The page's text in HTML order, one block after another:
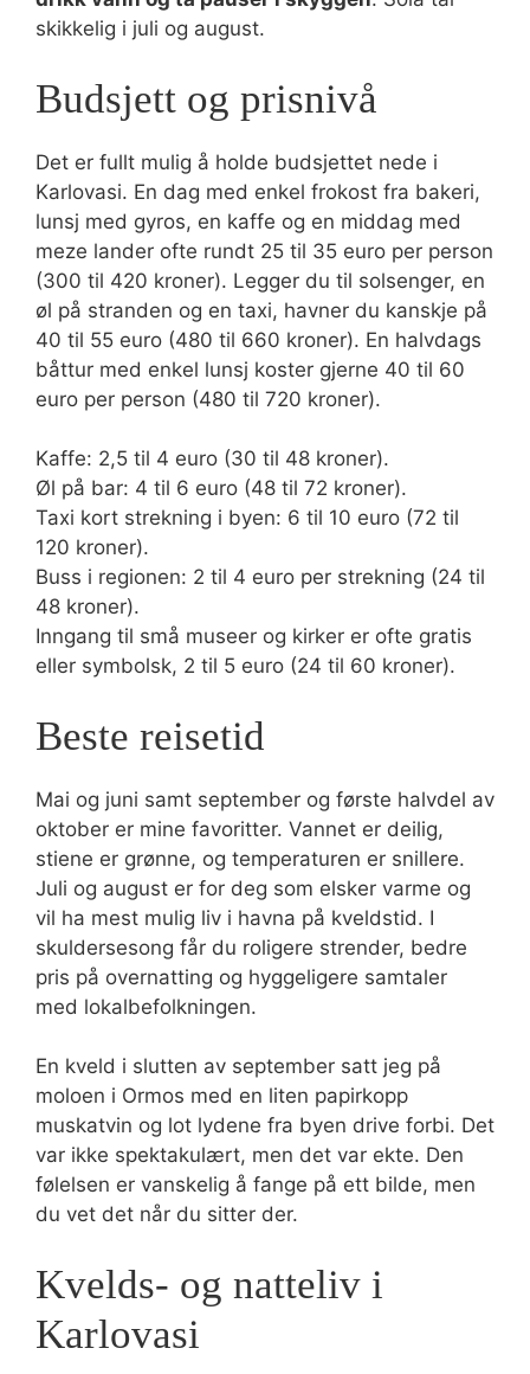
skikkelig i juli og august.
Budsjett og prisnivå
Det er fullt mulig å holde budsjettet nede i
Karlovasi. En dag med enkel frokost fra bakeri,
lunsj med gyros, en kaffe og en middag med
meze lander ofte rundt 25 til 35 euro per person
(300 til 420 kroner). Legger du til solsenger, en
øl på stranden og en taxi, havner du kanskje på
40 til 55 euro (480 til 660 kroner). En halvdags
båttur med enkel lunsj koster gjerne 40 til 60
euro per person (480 til 720 kroner).
Kaffe: 2,5 til 4 euro (30 til 48 kroner).
Øl på bar: 4 til 6 euro (48 til 72 kroner).
Taxi kort strekning i byen: 6 til 10 euro (72 til
120 kroner).
Buss i regionen: 2 til 4 euro per strekning (24 til
48 kroner).
Inngang til små museer og kirker er ofte gratis
eller symbolsk, 2 til 5 euro (24 til 60 kroner).
Beste reisetid
Mai og juni samt september og første halvdel av
oktober er mine favoritter. Vannet er deilig,
stiene er grønne, og temperaturen er snillere.
Juli og august er for deg som elsker varme og
vil ha mest mulig liv i havna på kveldstid. I
skuldersesong får du roligere strender, bedre
pris på overnatting og hyggeligere samtaler
med lokalbefolkningen.
En kveld i slutten av september satt jeg på
moloen i Ormos med en liten papirkopp
muskatvin og lot lydene fra byen drive forbi. Det
var ikke spektakulært, men det var ekte. Den
følelsen er vanskelig å fange på ett bilde, men
du vet det når du sitter der.
Kvelds- og natteliv i
Karlovasi